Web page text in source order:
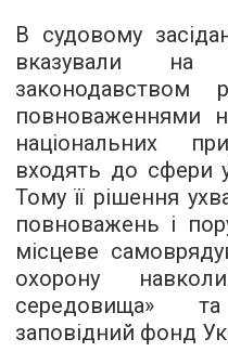
В судовому
вказували
законодавством
повноваженнями
національних
входять до сфери
Тому її рішення
повноважень і
місцеве
охорону
середовища»
заповідний фонд